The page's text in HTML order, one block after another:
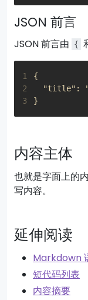
JSON 前言
JSON 前言由 {
1
2
3
内容主体
也就是字面上的
写内容。
延伸阅读
Markdown
短代码列表
内容摘要